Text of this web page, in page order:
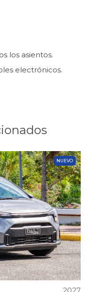
los asientos.
electrónicos.
NUEVO
2027